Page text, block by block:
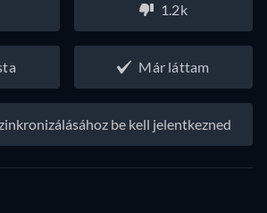
1.2k
Már láttam
be kell jelentkezned